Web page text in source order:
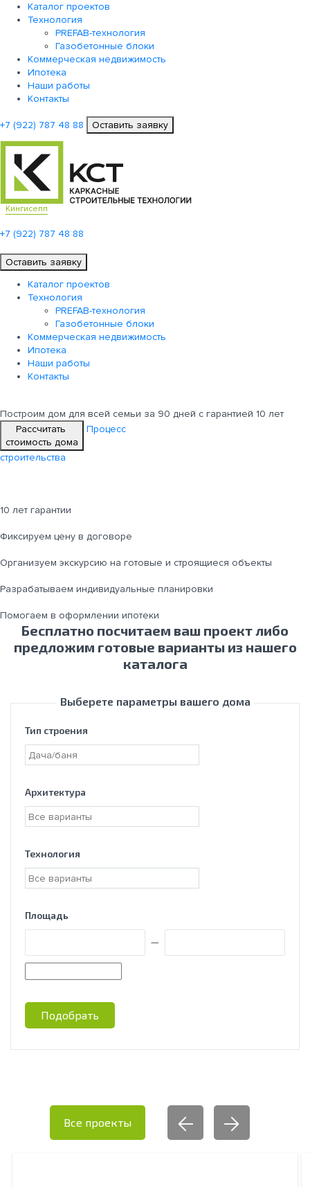
Каталог проектов
Технология
PREFAB-технология
Газобетонные блоки
Коммерческая недвижимость
Ипотека
Наши работы
Контакты
+7 (922) 787 48 88 Оставить заявку
Кингисепп
+7 (922) 787 48 88
Оставить заявку
Каталог проектов
Технология
PREFAB-технология
Газобетонные блоки
Коммерческая недвижимость
Ипотека
Наши работы
Контакты
Построим дом для всей семьи за 90 дней с гарантией 10 лет
Рассчитать
стоимость дома
Процесс
строительства
10 лет гарантии
Фиксируем цену в договоре
Организуем экскурсию на готовые и строящиеся объекты
Разрабатываем индивидуальные планировки
Помогаем в оформлении ипотеки
Бесплатно посчитаем ваш проект либо
предложим готовые варианты из нашего
каталога
Выберете параметры вашего дома
Тип строения
Архитектура
Технология
Площадь
—
Подобрать
Все проекты